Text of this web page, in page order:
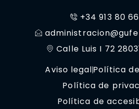
+34 913 80
Calle Luis I 72
Aviso legalPolítica
Política de
Política de